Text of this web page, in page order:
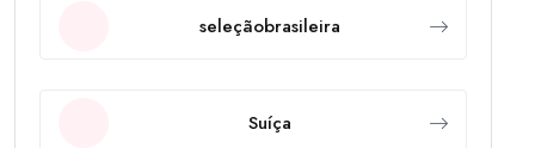
seleçãobrasileira
Suíça